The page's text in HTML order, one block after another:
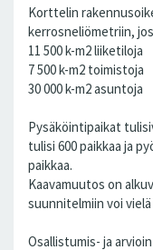
Korttelin
kerrosneliömetriin,
11 500 k-m2 liiketiloja
7 500 k-m2 toimistoja
30 000 k-m2 asuntoja
Pysäköintipaikat
tulisi 600 paikkaa ja
paikkaa.
Kaavamuutos on
suunnitelmiin voi
Osallistumis- ja